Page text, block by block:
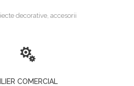
decorative, accesorii
COMERCIAL